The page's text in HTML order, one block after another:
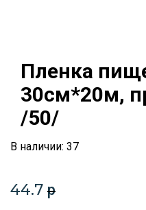
Пленка
30см*20м,
/50/
В наличии: 37
44.7 p